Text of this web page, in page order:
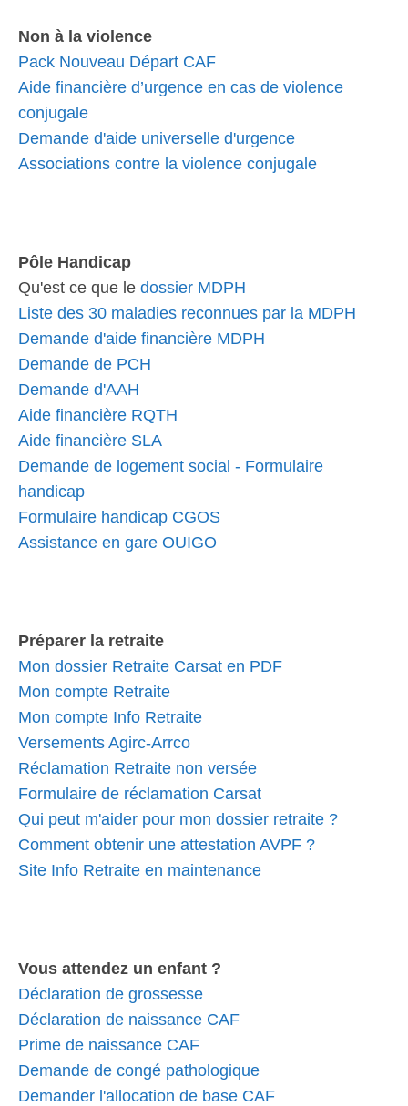
Non à la violence
Pack Nouveau Départ CAF
Aide financière d’urgence en cas de violence
conjugale
Demande d'aide universelle d'urgence
Associations contre la violence conjugale
Pôle Handicap
Qu'est ce que le dossier MDPH
Liste des 30 maladies reconnues par la MDPH
Demande d'aide financière MDPH
Demande de PCH
Demande d'AAH
Aide financière RQTH
Aide financière SLA
Demande de logement social - Formulaire
handicap
Formulaire handicap CGOS
Assistance en gare OUIGO
Préparer la retraite
Mon dossier Retraite Carsat en PDF
Mon compte Retraite
Mon compte Info Retraite
Versements Agirc-Arrco
Réclamation Retraite non versée
Formulaire de réclamation Carsat
Qui peut m'aider pour mon dossier retraite ?
Comment obtenir une attestation AVPF ?
Site Info Retraite en maintenance
Vous attendez un enfant ?
Déclaration de grossesse
Déclaration de naissance CAF
Prime de naissance CAF
Demande de congé pathologique
Demander l'allocation de base CAF